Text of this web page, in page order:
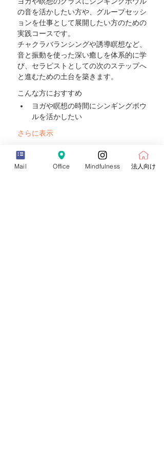
の音を活かしたい方や、グループセッシ
ョンを仕事として展開したい方のための
実践コースです。
チャクラバランシングや誘導瞑想など、
音と振動を使った深い癒しを体系的に学
び、セラピストとしての次のステップへ
と進むための土台を築きます。
こんな方におすすめ
ヨガや瞑想の時間にシンギングボウ
ルを活かしたい
さらに表示
チケット詳細
Mail Office Mindfulness 法人向け